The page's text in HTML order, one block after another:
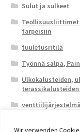
Wir verwenden
Sulut ja sulkeet
Teollisuusliittimet
tarpeisiin
tuuletusritilä
Työnnä salpa,
Ulkokalusteiden,